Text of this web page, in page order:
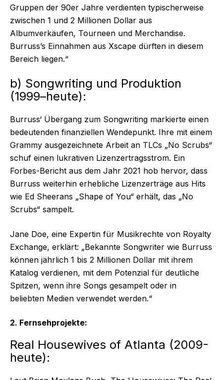
Gruppen der 90er Jahre verdienten typischerweise
zwischen 1 und 2 Millionen Dollar aus
Albumverkäufen, Tourneen und Merchandise.
Burruss’s Einnahmen aus Xscape dürften in diesem
Bereich liegen.“
b) Songwriting und Produktion
(1999–heute):
Burruss‘ Übergang zum Songwriting markierte einen
bedeutenden finanziellen Wendepunkt. Ihre mit einem
Grammy ausgezeichnete Arbeit an TLCs „No Scrubs“
schuf einen lukrativen Lizenzertragsstrom. Ein
Forbes-Bericht aus dem Jahr 2021 hob hervor, dass
Burruss weiterhin erhebliche Lizenzerträge aus Hits
wie Ed Sheerans „Shape of You“ erhält, das „No
Scrubs“ sampelt.
Jane Doe, eine Expertin für Musikrechte von Royalty
Exchange, erklärt: „Bekannte Songwriter wie Burruss
können jährlich 1 bis 2 Millionen Dollar mit ihrem
Katalog verdienen, mit dem Potenzial für deutliche
Spitzen, wenn ihre Songs gesampelt oder in
beliebten Medien verwendet werden.“
2. Fernsehprojekte:
Real Housewives of Atlanta (2009-
heute):